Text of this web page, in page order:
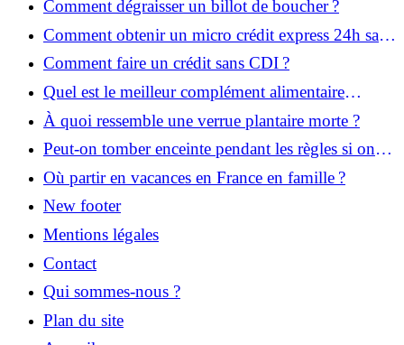
Comment dégraisser un billot de boucher ?
Comment obtenir un micro crédit express 24h sans
justificatif ?
Comment faire un crédit sans CDI ?
Quel est le meilleur complément alimentaire
cheveux efficace ? Notre avis dans cet article
À quoi ressemble une verrue plantaire morte ?
Peut-on tomber enceinte pendant les règles si on
prend la pilule ?
Où partir en vacances en France en famille ?
New footer
Mentions légales
Contact
Qui sommes-nous ?
Plan du site